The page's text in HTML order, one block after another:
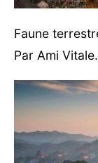
Faune
Par Ami Vitale.